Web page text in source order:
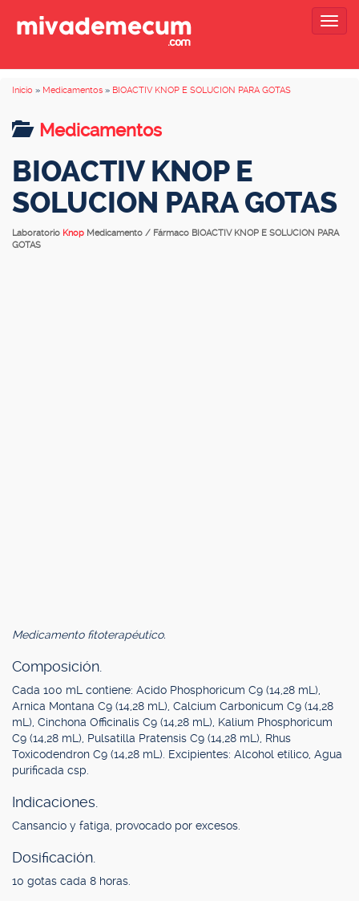
Inicio » Medicamentos » BIOACTIV KNOP E SOLUCION PARA GOTAS
Medicamentos
BIOACTIV KNOP E
SOLUCION PARA GOTAS
Laboratorio Knop Medicamento / Fármaco BIOACTIV KNOP E SOLUCION PARA
GOTAS
Medicamento fitoterapéutico.
Composición.
Cada 100 mL contiene: Acido Phosphoricum C9 (14,28 mL),
Arnica Montana C9 (14,28 mL), Calcium Carbonicum C9 (14,28
mL), Cinchona Officinalis C9 (14,28 mL), Kalium Phosphoricum
C9 (14,28 mL), Pulsatilla Pratensis C9 (14,28 mL), Rhus
Toxicodendron C9 (14,28 mL). Excipientes: Alcohol etílico, Agua
purificada csp.
Indicaciones.
Cansancio y fatiga, provocado por excesos.
Dosificación.
10 gotas cada 8 horas.